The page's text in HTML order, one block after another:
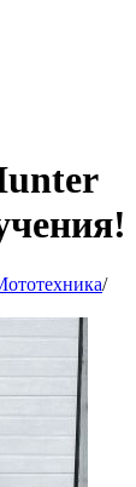
/